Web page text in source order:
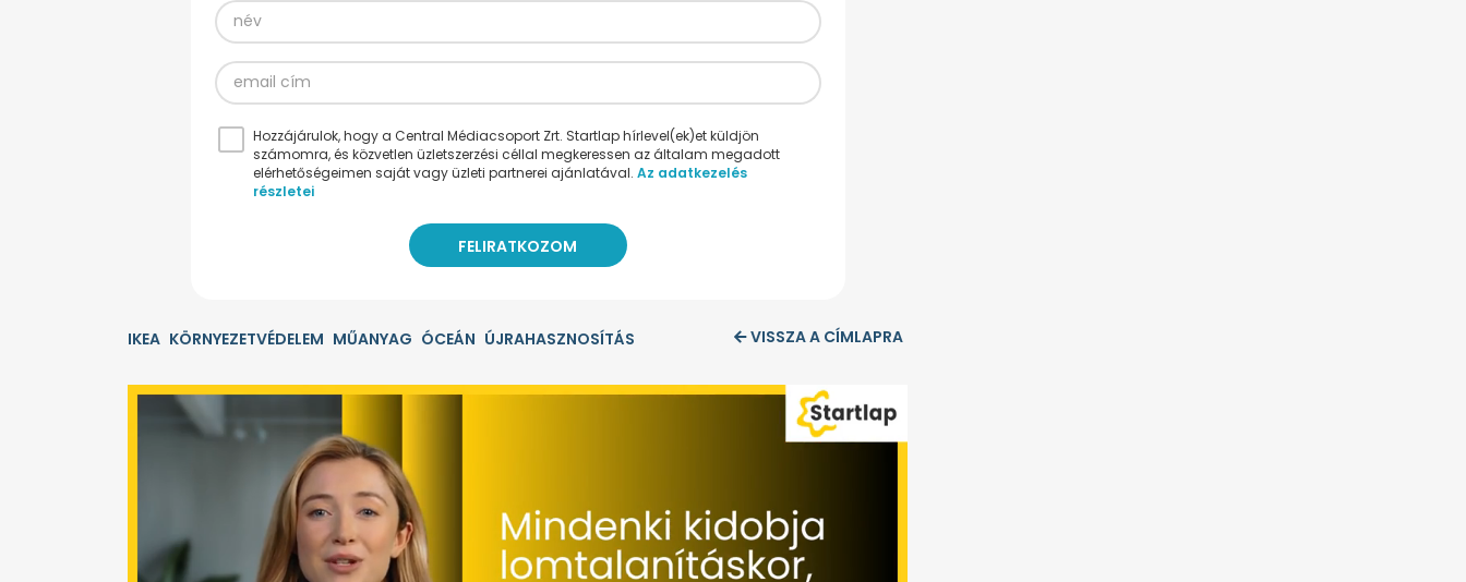
Hozzájárulok, hogy a Central Médiacsoport Zrt. Startlap hírlevel(ek)et küldjön
számomra, és közvetlen üzletszerzési céllal megkeressen az általam megadott
elérhetőségeimen saját vagy üzleti partnerei ajánlatával. Az adatkezelés
részletei
IKEA KÖRNYEZETVÉDELEM MŰANYAG ÓCEÁN ÚJRAHASZNOSÍTÁS VISSZA A CÍMLAPRA